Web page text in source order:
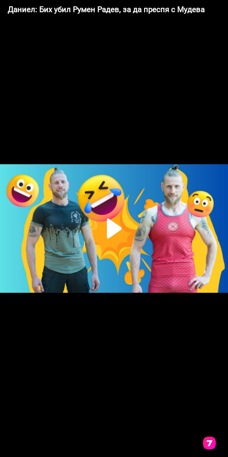
Даниел: Бих убил Румен Радев, за да преспя с Мудева!